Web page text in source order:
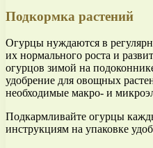
Подкормка растений
Огурцы нуждаются в
их нормального роста и
огурцов зимой на
удобрение для овощных
необходимые макро- и
Подкармливайте огурцы
инструкциям на упаковке